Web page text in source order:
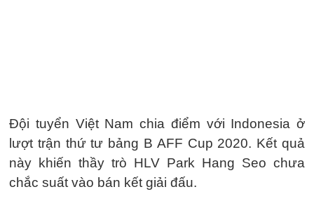
Đội tuyển Việt Nam chia điểm với Indonesia ở
lượt trận thứ tư bảng B AFF Cup 2020. Kết quả
này khiến thầy trò HLV Park Hang Seo chưa
chắc suất vào bán kết giải đấu.